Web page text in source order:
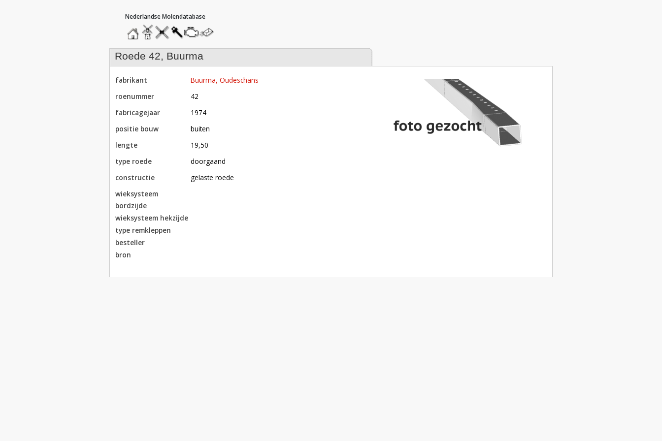
hoofdmenu
homemolendatabase
roedendatabase
assendatabase
motorendatabase
stuur
een
bericht
roede 42, Buurma
fabrikant
Buurma, Oudeschans
roenummer
42
fabricagejaar
1974
positie bouw
buiten
lengte
19,50
type roede
doorgaand
constructie
gelaste roede
wieksysteem
bordzijde
wieksysteem hekzijde
type remkleppen
besteller
bron